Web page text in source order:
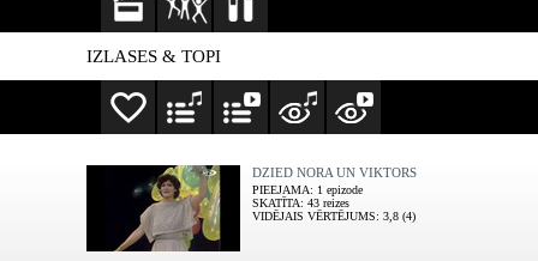
IZLASES & TOPI
DZIED NORA UN VIKTORS
PIEEJAMA: 1 epizode
SKATĪTA: 43 reizes
VIDĒJAIS VĒRTĒJUMS: 3,8 (4)